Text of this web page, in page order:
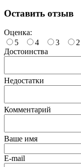
Оставить отзыв
Оценка:
5
4 3 2
Достоинства
Недостатки
Комментарий
Ваше имя
E-mail